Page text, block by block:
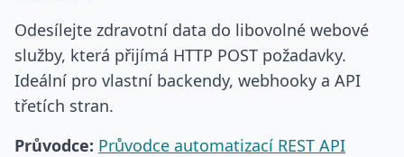
Odesílejte zdravotní data do libovolné webové
služby, která přijímá HTTP POST požadavky.
Ideální pro vlastní backendy, webhooky a API
třetích stran.
Průvodce: Průvodce automatizací REST API